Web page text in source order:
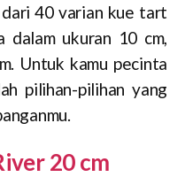
40 varian kue tart
dalam ukuran 10 cm,
Untuk kamu pecinta
pilihan-pilihan yang
20 cm